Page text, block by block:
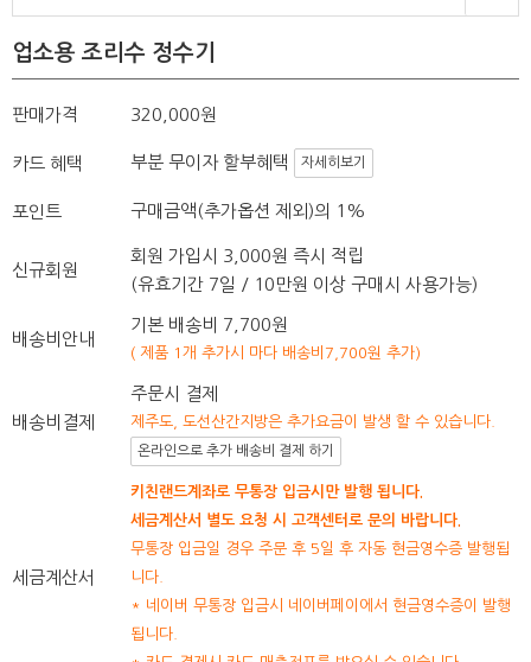
업소용 조리수 정수기
판매가격 320,000원
카드 혜택 부분 무이자 할부혜택 자세히보기
포인트 구매금액(추가옵션 제외)의 1%
신규회원
회원 가입시 3,000원 즉시 적립
(유효기간 7일 / 10만원 이상 구매시 사용가능)
배송비안내
기본 배송비 7,700원
( 제품 1개 추가시 마다 배송비7,700원 추가)
배송비결제
주문시 결제
제주도, 도선산간지방은 추가요금이 발생 할 수 있습니다.
온라인으로 추가 배송비 결제 하기
세금계산서
키친랜드계좌로 무통장 입금시만 발행 됩니다.
세금계산서 별도 요청 시 고객센터로 문의 바랍니다.
무통장 입금일 경우 주문 후 5일 후 자동 현금영수증 발행됩
니다.
* 네이버 무통장 입금시 네이버페이에서 현금영수증이 발행
됩니다.